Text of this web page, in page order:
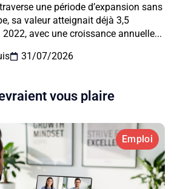
une période d’expansion sans
sa valeur atteignait déjà 3,5
2022, avec une croissance annuelle...
31/07/2026
vous plaire
Emploi